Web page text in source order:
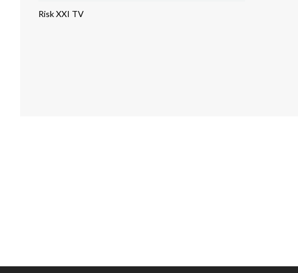
Risk XXI TV